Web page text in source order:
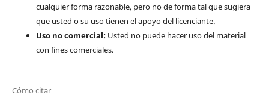
cualquier forma razonable, pero no de forma tal que sugiera
que usted o su uso tienen el apoyo del licenciante.
Uso no comercial:Usted no puede hacer uso del material
con fines comerciales.
Cómo citar